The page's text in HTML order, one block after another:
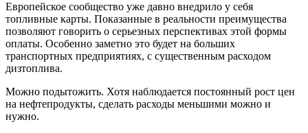
Европейское сообщество уже давно внедрило у себя
топливные карты. Показанные в реальности преимущества
позволяют говорить о серьезных перспективах этой формы
оплаты. Особенно заметно это будет на больших
транспортных предприятиях, с существенным расходом
дизтоплива.
Можно подытожить. Хотя наблюдается постоянный рост цен
на нефтепродукты, сделать расходы меньшими можно и
нужно.